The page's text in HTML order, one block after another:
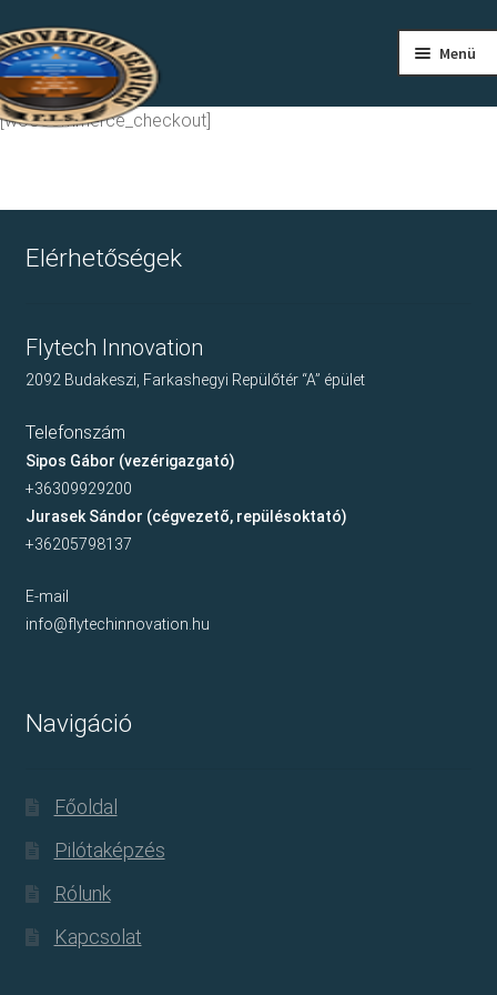
Ugrás
a
navigációhoz
Kilépés
a
tartalomba
Menü
FŐOLDAL
ÁRAINK
KAPCSOLAT
GALÉRIA
[woocommerce_checkout]
Elérhetőségek
Flytech Innovation
2092 Budakeszi, Farkashegyi Repülőtér “A” épület
Telefonszám
Sipos Gábor (vezérigazgató)
+36309929200
Jurasek Sándor (cégvezető, repülésoktató)
+36205798137
E-mail
info@flytechinnovation.hu
Navigáció
Főoldal
Pilótaképzés
Rólunk
Kapcsolat